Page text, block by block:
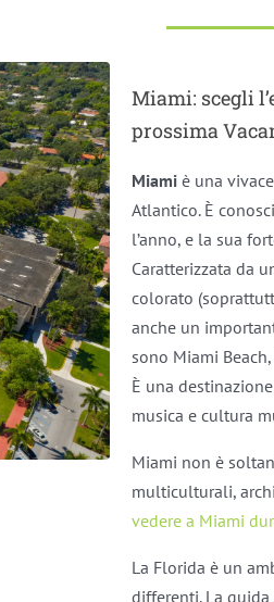
Miami: scegli
prossima
Miami è una
Atlantico. È
l’anno, e la sua
Caratterizzata da
colorato
anche un
sono Miami
È una
musica e cultura
Miami non è
multiculturali,
vedere a Miami
La Florida è un
differenti. La